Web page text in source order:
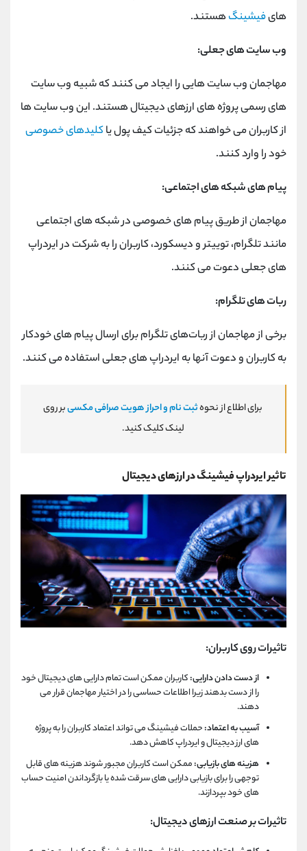
هایفیشینگهستند.
وب سایت های جعلی:
مهاجمان وب سایت هایی را ایجاد می کنند که شبیه وب سایت
های رسمی پروژه های ارزهای دیجیتال هستند. این وب سایت ها
از کاربران می خواهند که جزئیات کیف پول یاکلیدهای خصوصی
خود را وارد کنند.
پیام های شبکه های اجتماعی:
مهاجمان از طریق پیام های خصوصی در شبکه های اجتماعی
مانند تلگرام، توییتر و دیسکورد، کاربران را به شرکت در ایردراپ
های جعلی دعوت می کنند.
ربات های تلگرام:
برخی از مهاجمان از ربات‌های تلگرام برای ارسال پیام ‌های خودکار
به کاربران و دعوت آنها به ایردراپ ‌های جعلی استفاده می‌ کنند.
برای اطلاع از نحوهثبت نام و احراز هویت صرافی مکسیبر روی
لینک کلیک کنید.
تاثیر ایردراپ فیشینگ در ارزهای دیجیتال
تاثیرات روی کاربران:
از دست دادن دارایی:کاربران ممکن است تمام دارایی های دیجیتال خود
را از دست بدهند زیرا اطلاعات حساسی را در اختیار مهاجمان قرار می
دهند.
آسیب به اعتماد:حملات فیشینگ می تواند اعتماد کاربران را به پروژه
های ارز دیجیتال و ایردراپ کاهش دهد.
هزینه های بازیابی:ممکن است کاربران مجبور شوند هزینه های قابل
توجهی را برای بازیابی دارایی های سرقت شده یا بازگرداندن امنیت حساب
های خود بپردازند.
تاثیرات بر صنعت ارزهای دیجیتال: